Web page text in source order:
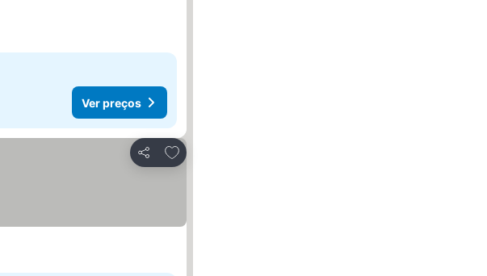
Ver preços
Partilhar
Adicionar aos favoritos